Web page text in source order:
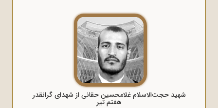
شهید حجت‌الاسلام غلامحسین حقانی از شهدای گرانقدر
هفتم تیر